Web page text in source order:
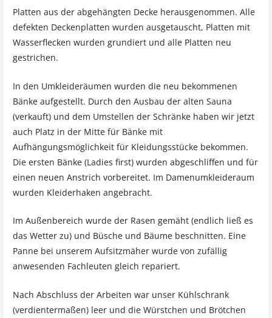
Platten aus der abgehängten Decke herausgenommen. Alle
defekten Deckenplatten wurden ausgetauscht, Platten mit
Wasserflecken wurden grundiert und alle Platten neu
gestrichen.
In den Umkleideräumen wurden die neu bekommenen
Bänke aufgestellt. Durch den Ausbau der alten Sauna
(verkauft) und dem Umstellen der Schränke haben wir jetzt
auch Platz in der Mitte für Bänke mit
Aufhängungsmöglichkeit für Kleidungsstücke bekommen.
Die ersten Bänke (Ladies first) wurden abgeschliffen und für
einen neuen Anstrich vorbereitet. Im Damenumkleideraum
wurden Kleiderhaken angebracht.
Im Außenbereich wurde der Rasen gemäht (endlich ließ es
das Wetter zu) und Büsche und Bäume beschnitten. Eine
Panne bei unserem Aufsitzmäher wurde von zufällig
anwesenden Fachleuten gleich repariert.
Nach Abschluss der Arbeiten war unser Kühlschrank
(verdientermaßen) leer und die Würstchen und Brötchen